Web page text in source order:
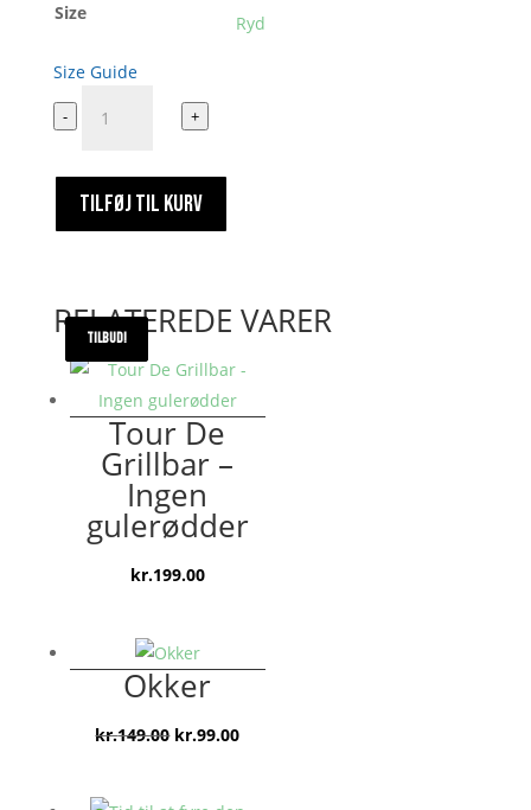
Size Ryd
Size Guide
Tour
De
Hoodie
antal
- +
TILFØJ TIL KURV
RELATEREDE VARER
Tour De
Grillbar –
Ingen
gulerødder
kr.199.00
TILBUD!
Okker
kr.149.00 Den
kr.99.00Den
TILBUD!